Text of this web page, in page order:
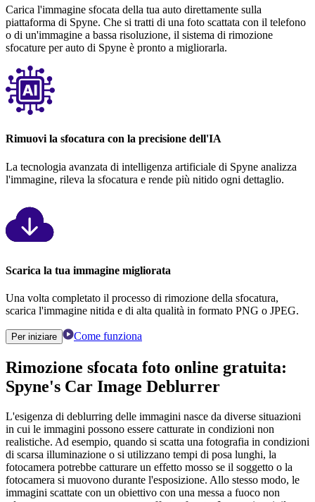
Carica l'immagine sfocata della tua auto direttamente sulla
piattaforma di Spyne. Che si tratti di una foto scattata con il telefono
o di un'immagine a bassa risoluzione, il sistema di rimozione
sfocature per auto di Spyne è pronto a migliorarla.
Rimuovi la sfocatura con la precisione dell'IA
La tecnologia avanzata di intelligenza artificiale di Spyne analizza
l'immagine, rileva la sfocatura e rende più nitido ogni dettaglio.
Scarica la tua immagine migliorata
Una volta completato il processo di rimozione della sfocatura,
scarica l'immagine nitida e di alta qualità in formato PNG o JPEG.
Per iniziare Come funziona
Rimozione sfocata foto online gratuita:
Spyne's Car Image Deblurrer
L'esigenza di deblurring delle immagini nasce da diverse situazioni
in cui le immagini possono essere catturate in condizioni non
realistiche. Ad esempio, quando si scatta una fotografia in condizioni
di scarsa illuminazione o si utilizzano tempi di posa lunghi, la
fotocamera potrebbe catturare un effetto mosso se il soggetto o la
fotocamera si muovono durante l'esposizione. Allo stesso modo, le
immagini scattate con un obiettivo con una messa a fuoco non